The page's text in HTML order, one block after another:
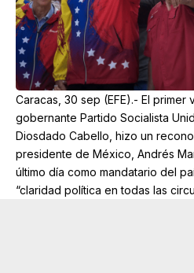
Caracas, 30 sep (EFE).- El
gobernante Partido Socialista
Diosdado Cabello, hizo un
presidente de México, Andrés
último día como mandatario del
“claridad política en todas las